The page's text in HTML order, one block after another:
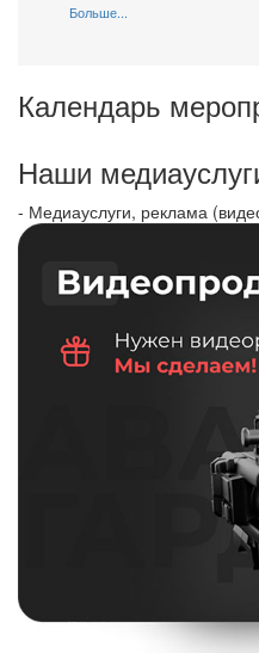
Больше...
Календарь
Наши
- Медиауслуги, реклама